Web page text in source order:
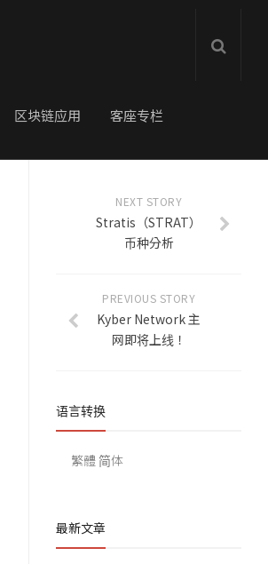
区块链应用 客座专栏
NEXT STORY
Stratis（STRAT）
币种分析
PREVIOUS STORY
Kyber Network 主
网即将上线！
语言转换
繁體 简体
最新文章